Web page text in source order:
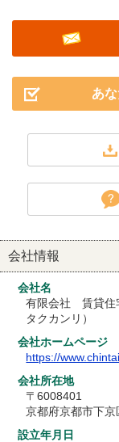
あ
会社情報
会社名
有限会社 賃貸住
タクカンリ）
会社ホームページ
https://
会社所在地
〒6008401
京都府京都市下
設立年月日